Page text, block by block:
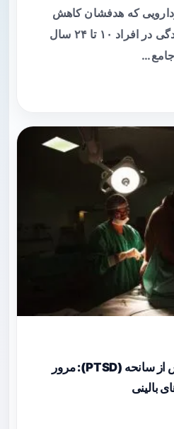
که هدفشان کاهش
علائم اضطراب و افسردگی در افراد ۱۰ تا ۲۴ سال
درمان اختلال استرس پس از سانحه (PTSD): مرور
بالینی